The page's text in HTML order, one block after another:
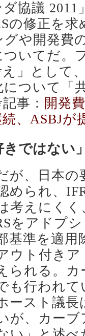
協議 2011
の修正を求
や開発費
いてだ。
え」として
ついて「
事： 開発
、ASBJが
きではない
が、日本の
められ、
考えにく
をアドプ
基準を適用
ウト付き
られる。
も行われ
ースト議
が、カー